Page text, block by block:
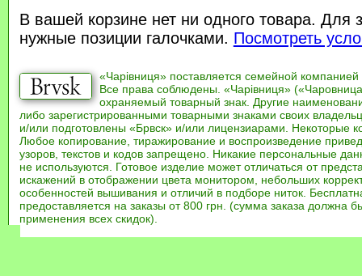
В вашей корзине нет ни одного товара. Для
нужные позиции галочками. Посмотреть
«Чарівниця» поставляется семейной компанией
Все права соблюдены. «Чарівниця»
охраняемый товарный знак. Другие
либо зарегистрированными товарными знаками своих
и/или подготовлены «Брвск» и/или лицензиарами. Некоторые
Любое копирование, тиражирование и воспроизведение
узоров, текстов и кодов запрещено. Никакие персональные
не используются. Готовое изделие может отличаться от
искажений в отображении цвета монитором, небольших
особенностей вышивания и отличий в подборе ниток.
предоставляется на заказы от 800 грн. (сумма заказа должна
применения всех скидок).